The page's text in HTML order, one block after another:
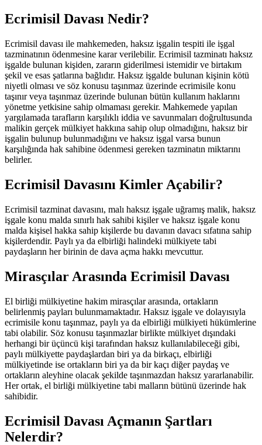
Ecrimisil Davası Nedir?
Ecrimisil davası ile mahkemeden, haksız işgalin tespiti ile işgal
tazminatının ödenmesine karar verilebilir. Ecrimisil tazminatı haksız
işgalde bulunan kişiden, zararın giderilmesi istemidir ve birtakım
şekil ve esas şatlarına bağlıdır. Haksız işgalde bulunan kişinin kötü
niyetli olması ve söz konusu taşınmaz üzerinde ecrimisile konu
taşınır veya taşınmaz üzerinde bulunan bütün kullanım haklarını
yönetme yetkisine sahip olmaması gerekir. Mahkemede yapılan
yargılamada tarafların karşılıklı iddia ve savunmaları doğrultusunda
malikin gerçek mülkiyet hakkına sahip olup olmadığını, haksız bir
işgalin bulunup bulunmadığını ve haksız işgal varsa bunun
karşılığında hak sahibine ödenmesi gereken tazminatın miktarını
belirler.
Ecrimisil Davasını Kimler Açabilir?
Ecrimisil tazminat davasını, malı haksız işgale uğramış malik, haksız
işgale konu malda sınırlı hak sahibi kişiler ve haksız işgale konu
malda kişisel hakka sahip kişilerde bu davanın davacı sıfatına sahip
kişilerdendir. Paylı ya da elbirliği halindeki mülkiyete tabi
paydaşların her birinin de dava açma hakkı mevcuttur.
Mirasçılar Arasında Ecrimisil Davası
El birliği mülkiyetine hakim mirasçılar arasında, ortakların
belirlenmiş payları bulunmamaktadır. Haksız işgale ve dolayısıyla
ecrimisile konu taşınmaz, paylı ya da elbirliği mülkiyeti hükümlerine
tabi olabilir. Söz konusu taşınmazlar birlikte mülkiyet dışındaki
herhangi bir üçüncü kişi tarafından haksız kullanılabileceği gibi,
paylı mülkiyette paydaşlardan biri ya da birkaçı, elbirliği
mülkiyetinde ise ortakların biri ya da bir kaçı diğer paydaş ve
ortakların aleyhine olacak şekilde taşınmazdan haksız yararlanabilir.
Her ortak, el birliği mülkiyetine tabi malların bütünü üzerinde hak
sahibidir.
Ecrimisil Davası Açmanın Şartları
Nelerdir?